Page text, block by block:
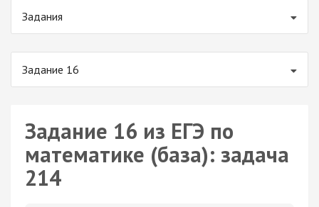
Задания
Задание 16
Задание 16 из ЕГЭ по
математике (база): задача
214